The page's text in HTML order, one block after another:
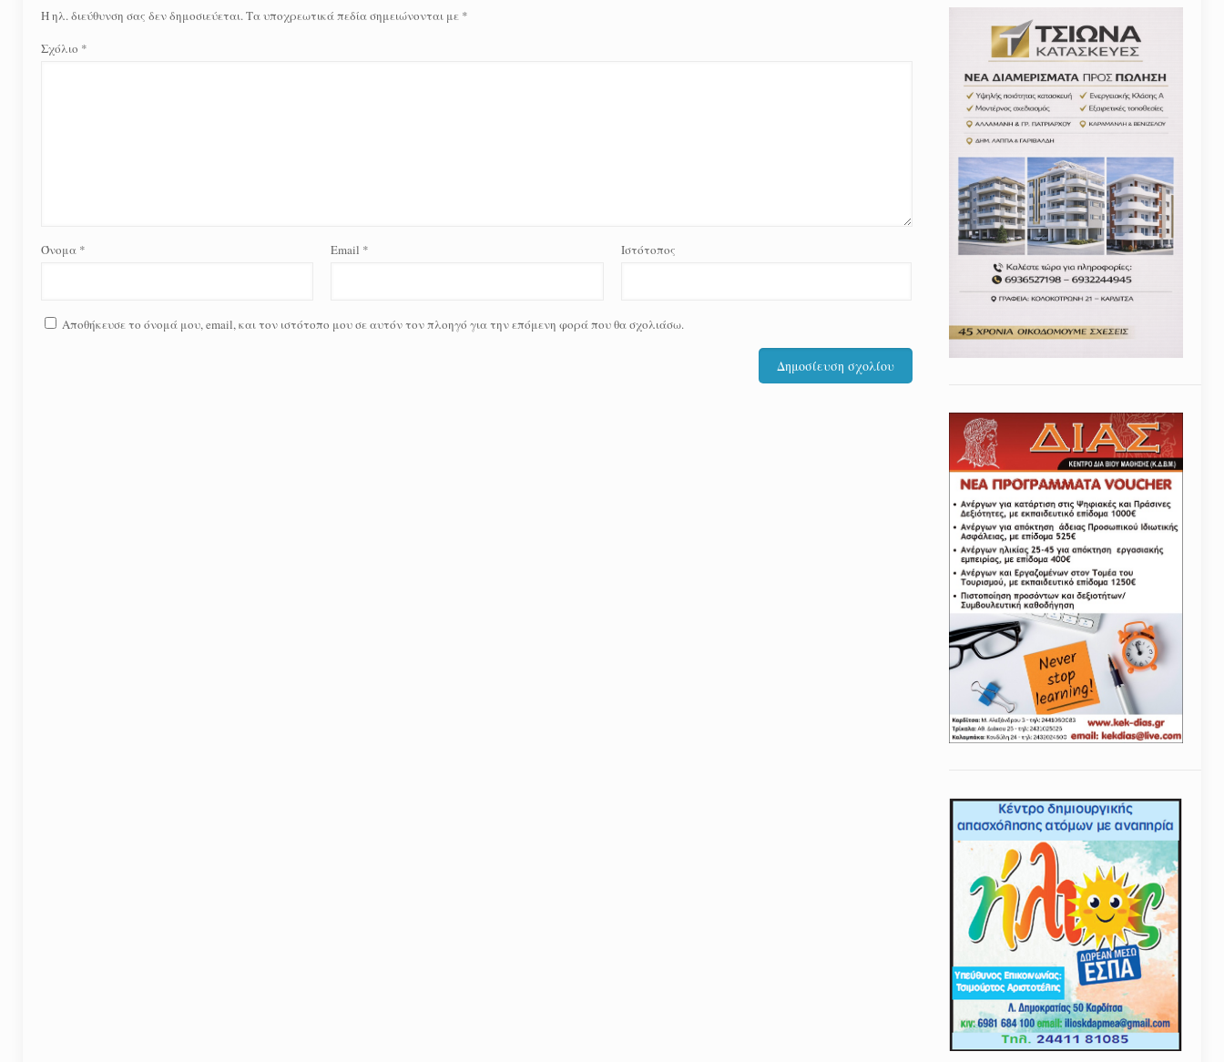
Η ηλ. διεύθυνση σας δεν δημοσιεύεται.Τα υποχρεωτικά πεδία σημειώνονται με *
Σχόλιο *
Όνομα * Email * Ιστότοπος
Αποθήκευσε το όνομά μου, email, και τον ιστότοπο μου σε αυτόν τον πλοηγό για την επόμενη φορά που θα σχολιάσω.